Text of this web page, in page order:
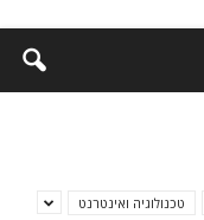
טכנולוגיה ואינטרנט